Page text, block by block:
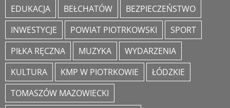
EDUKACJA
BEŁCHATÓW
BEZPIECZEŃSTWO
INWESTYCJE
POWIAT PIOTRKOWSKI
SPORT
PIŁKA RĘCZNA
MUZYKA
WYDARZENIA
KULTURA
KMP W PIOTRKOWIE
ŁÓDZKIE
TOMASZÓW MAZOWIECKI